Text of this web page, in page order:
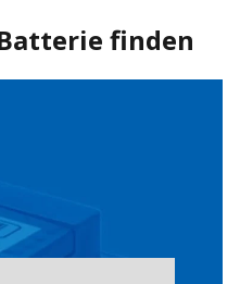
finden